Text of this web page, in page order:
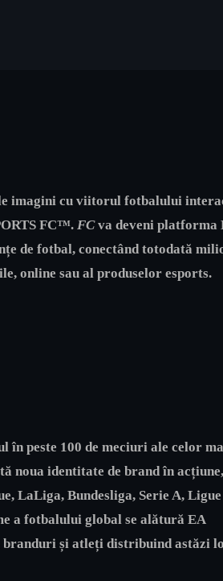
imagini cu viitorul fotbalului
FC™. FCva deveni platforma
de fotbal, conectând totodată
online sau al produselor esports.
în peste 100 de meciuri ale celor
noua identitate de brand în
LaLiga, Bundesliga, Serie A, Ligue
a fotbalului global se alătură EA
branduri și atleți distribuind astăzi